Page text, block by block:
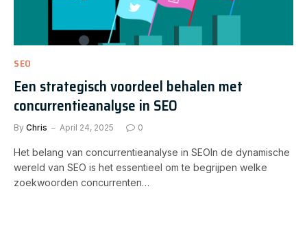
SEO
Een strategisch voordeel behalen met
concurrentieanalyse in SEO
By Chris April 24, 2025 0
Het belang van concurrentieanalyse in SEOIn de dynamische
wereld van SEO is het essentieel om te begrijpen welke
zoekwoorden concurrenten…